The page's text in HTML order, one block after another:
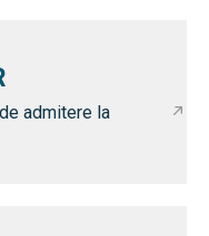
admitere la